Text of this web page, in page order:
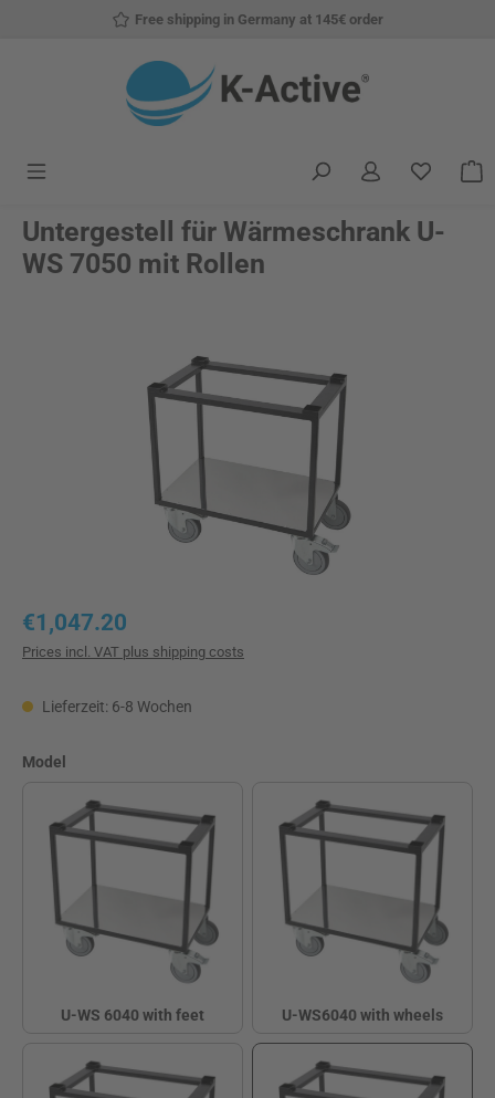
Skip to main contentFree shipping in Germany at 145€ order
You
Untergestell für Wärmeschrank U-
WS 7050 mit Rollen
Regular price:
€1,047.20
Prices incl. VAT plus shipping costs
Lieferzeit: 6-8 Wochen
Select
Model
U-WS 6040 with feet
U-WS 6040 with feet
U-WS6040 with wheels
U-WS6040 with